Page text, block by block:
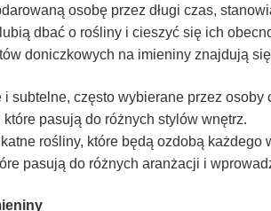
osobę przez długi czas,
dbać o rośliny i cieszyć się ich
doniczkowych na imieniny znajdują
i subtelne, często wybierane przez osoby
które pasują do różnych stylów wnętrz.
rośliny, które będą ozdobą każdego
pasują do różnych aranżacji i